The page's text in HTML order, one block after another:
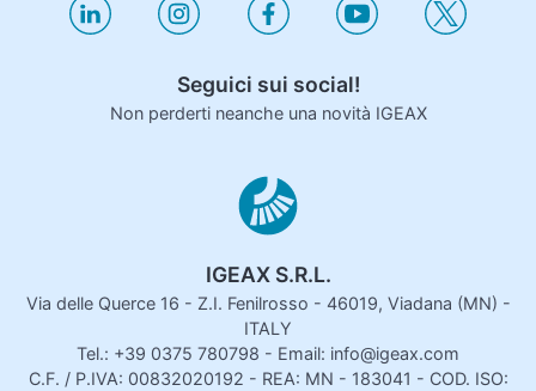
Seguici sui social!
Non perderti neanche una novità IGEAX
IGEAX S.R.L.
Via delle Querce 16 - Z.I. Fenilrosso - 46019, Viadana (MN) -
ITALY
Tel.: +39 0375 780798 - Email: info@igeax.com
C.F. / P.IVA: 00832020192 - REA: MN - 183041 - COD. ISO: